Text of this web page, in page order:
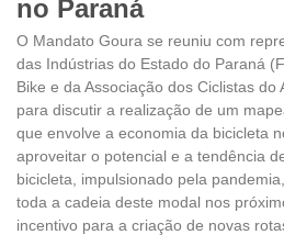
no Paraná
O Mandato Goura se reuniu com
das Indústrias do Estado do Paraná
Bike e da Associação dos Ciclistas do
para discutir a realização de um
que envolve a economia da bicicleta
aproveitar o potencial e a tendência
bicicleta, impulsionado pela
toda a cadeia deste modal nos
incentivo para a criação de novas